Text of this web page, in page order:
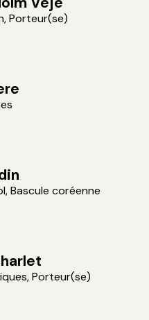
Porteur(se)
Bascule coréenne
Porteur(se)